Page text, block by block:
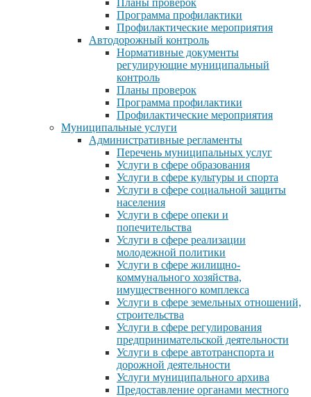
Программа профилактики
Профилактические мероприятия
Автодорожный контроль
Нормативные документы
регулирующие муниципальный
контроль
Планы проверок
Программа профилактики
Профилактические мероприятия
Муниципальные услуги
Административные регламенты
Перечень муниципальных услуг
Услуги в сфере образования
Услуги в сфере культуры и спорта
Услуги в сфере социальной защиты
населения
Услуги в сфере опеки и
попечительства
Услуги в сфере реализации
молодежной политики
Услуги в сфере жилищно-
коммунального хозяйства,
имущественного комплекса
Услуги в сфере земельных отношений,
строительства
Услуги в сфере регулирования
предпринимательской деятельности
Услуги в сфере автотранспорта и
дорожной деятельности
Услуги муниципального архива
Предоставление органами местного